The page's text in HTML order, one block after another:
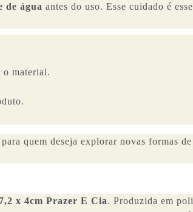
de água antes do uso. Esse cuidado é
material.
quem deseja explorar novas formas
x 4cm Prazer E Cia. Produzida em